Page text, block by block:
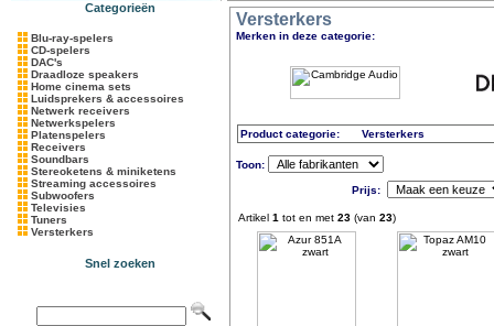
Categorieën
Blu-ray-spelers
CD-spelers
DAC's
Draadloze speakers
Home cinema sets
Luidsprekers & accessoires
Netwerk receivers
Netwerkspelers
Platenspelers
Receivers
Soundbars
Stereoketens & miniketens
Streaming accessoires
Subwoofers
Televisies
Tuners
Versterkers
Snel zoeken
Versterkers
Merken in deze categorie:
Product categorie: Versterkers
Toon:
Prijs:
Artikel 1 tot en met 23 (van 23)